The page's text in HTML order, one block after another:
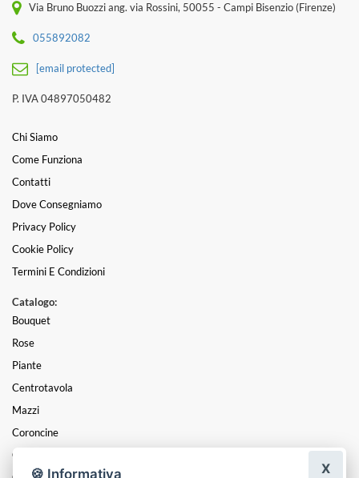
Via Bruno Buozzi ang. via Rossini, 50055 - Campi Bisenzio (Firenze)
055892082
[email protected]
P. IVA 04897050482
Chi Siamo
Come Funziona
Contatti
Dove Consegniamo
Privacy Policy
Cookie Policy
Termini E Condizioni
Catalogo:
Bouquet
Rose
Piante
Centrotavola
Mazzi
Coroncine
Composizioni
🍪 Informativa X